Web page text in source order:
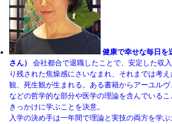
健康で幸せな毎日を
さん）
会社都合で退職したことで、安定した収
り残された焦燥感にさいなまれ、それまでは考
観、死生観が生まれる。ある書籍からアーユル
などの哲学的な部分や医学の理論を含んでいる
きっかけに学ぶことを決意。
入学の決め手は一年間で理論と実技の両方を学